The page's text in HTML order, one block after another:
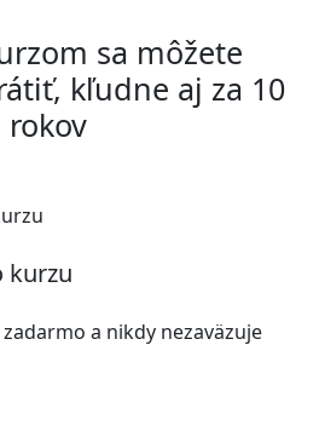
sa môžete
kľudne aj za 10
rokov
kurzu
a nikdy nezaväzuje